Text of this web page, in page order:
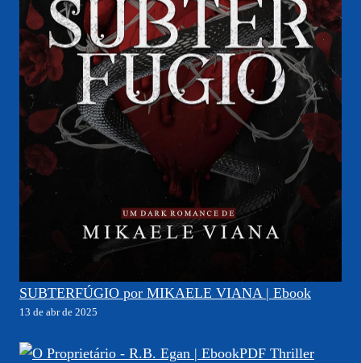
SUBTERFÚGIO por MIKAELE VIANA | Ebook
13 de abr de 2025